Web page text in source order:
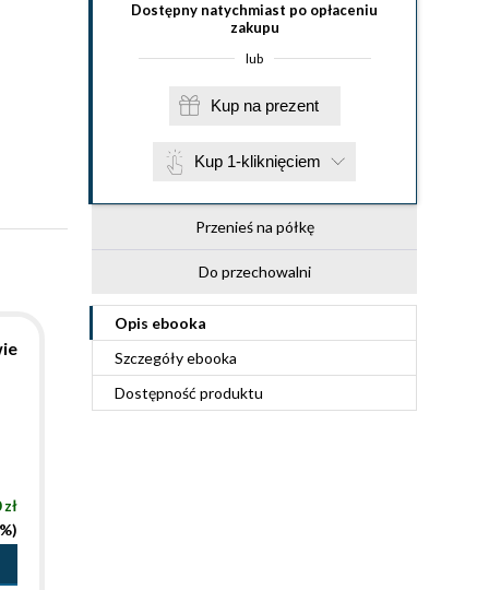
Dostępny natychmiast po opłaceniu
zakupu
lub
Kup na prezent
Kup 1-kliknięciem
Przenieś na półkę
Do przechowalni
Opis ebooka
Szczegółyebooka
Dostępność produktu